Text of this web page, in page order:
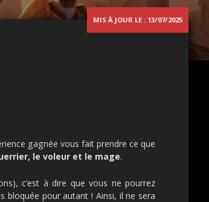
MIS À JOUR LE : 13/07/2025
gagnée vous fait prendre ce que
le voleur et le mage.
c’est à dire que vous ne pourrez
bloquée pour autant ! Ainsi, il ne sera